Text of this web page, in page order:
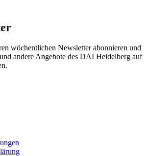
wöchentlichen Newsletter abonnieren und
andere Angebote des DAI Heidelberg auf